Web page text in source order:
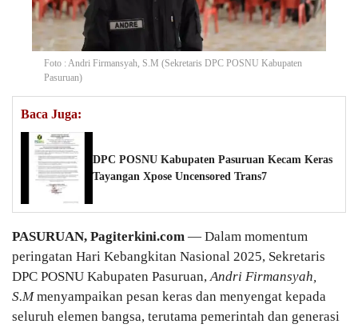
Foto : Andri Firmansyah, S.M (Sekretaris DPC POSNU Kabupaten
Pasuruan)
Baca Juga:
DPC POSNU Kabupaten Pasuruan Kecam Keras
Tayangan Xpose Uncensored Trans7
PASURUAN, Pagiterkini.com — Dalam momentum
peringatan Hari Kebangkitan Nasional 2025, Sekretaris
DPC POSNU Kabupaten Pasuruan,Andri Firmansyah,
S.Mmenyampaikan pesan keras dan menyengat kepada
seluruh elemen bangsa, terutama pemerintah dan generasi